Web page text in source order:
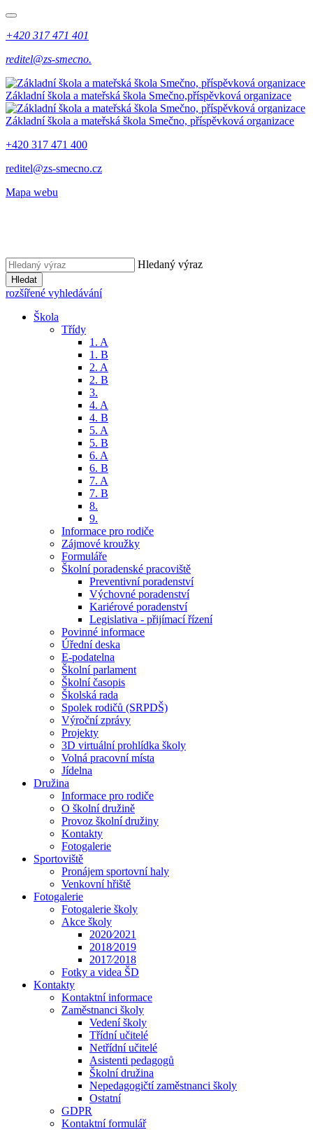
+420 317 471 401
reditel@zs-smecno.
Základní škola a mateřská škola Smečno,příspěvková organizace
Základní škola a mateřská škola Smečno, příspěvková organizace
+420 317 471 400
reditel@zs-smecno.cz
Mapa webu
Hledaný výraz
Hledat
rozšířené vyhledávání
Škola
Třídy
1. A
1. B
2. A
2. B
3.
4. A
4. B
5. A
5. B
6. A
6. B
7. A
7. B
8.
9.
Informace pro rodiče
Zájmové kroužky
Formuláře
Školní poradenské pracoviště
Preventivní poradenství
Výchovné poradenství
Kariérové poradenství
Legislativa - přijímací řízení
Povinné informace
Úřední deska
E-podatelna
Školní parlament
Školní časopis
Školská rada
Spolek rodičů (SRPDŠ)
Výroční zprávy
Projekty
3D virtuální prohlídka školy
Volná pracovní místa
Jídelna
Družina
Informace pro rodiče
O školní družině
Provoz školní družiny
Kontakty
Fotogalerie
Sportoviště
Pronájem sportovní haly
Venkovní hřiště
Fotogalerie
Fotogalerie školy
Akce školy
2020⁄2021
2018⁄2019
2017⁄2018
Fotky a videa ŠD
Kontakty
Kontaktní informace
Zaměstnanci školy
Vedení školy
Třídní učitelé
Netřídní učitelé
Asistenti pedagogů
Školní družina
Nepedagogičtí zaměstnanci školy
Ostatní
GDPR
Kontaktní formulář